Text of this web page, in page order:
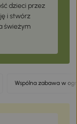
dzieci przez
i stwórz
świeżym
Wspólna zabawa w